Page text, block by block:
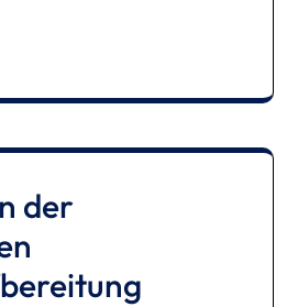
der